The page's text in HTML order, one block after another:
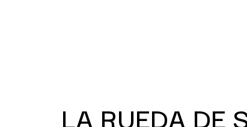
LA RUEDA DE